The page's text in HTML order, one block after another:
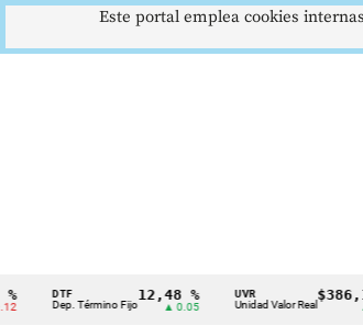
Cintillo
DTF
Dep. Término Fijo
12,48 %
▲ 0.05
UVR
Unidad Valor Real
$386,1273
Este portal emplea cookies